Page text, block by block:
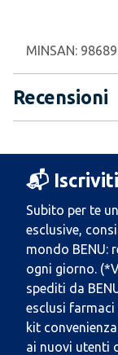
MINSAN:
Recensioni
📬
Subito per te
esclusive,
mondo BENU:
ogni giorno.
spediti da
esclusi
kit
ai nuovi utenti